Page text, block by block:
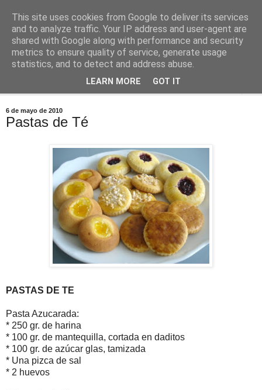
Comoju
La Cocina del Día a Día y el día a día de la Gastronomía
6 de mayo de 2010
Pastas de Té
PASTAS DE TE
Pasta Azucarada:
* 250 gr. de harina
* 100 gr. de mantequilla, cortada en daditos
* 100 gr. de azúcar glas, tamizada
* Una pizca de sal
* 2 huevos
This site uses cookies from Google to deliver its services
and to analyze traffic. Your IP address and user-agent are
shared with Google along with performance and security
metrics to ensure quality of service, generate usage
statistics, and to detect and address abuse.
LEARN MORE GOT IT